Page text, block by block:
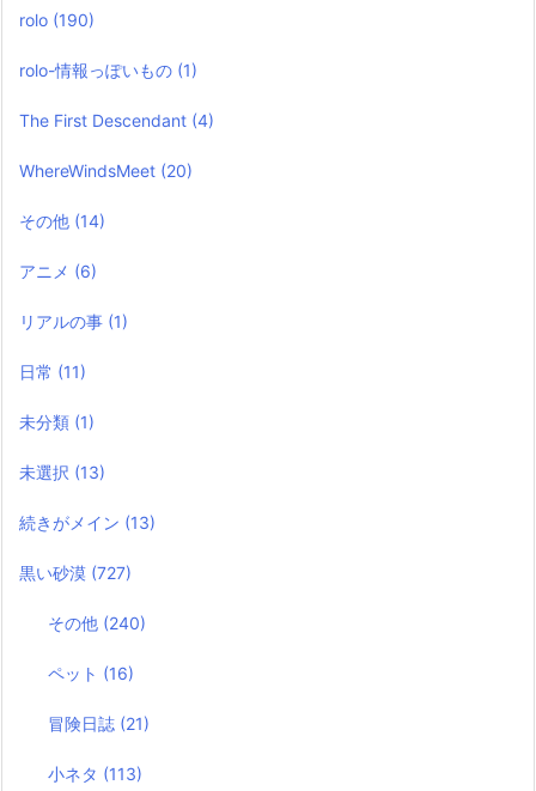
rolo (190)
rolo-情報っぽいもの (1)
The First Descendant (4)
WhereWindsMeet (20)
その他 (14)
アニメ (6)
リアルの事 (1)
日常 (11)
未分類 (1)
未選択 (13)
続きがメイン (13)
黒い砂漠 (727)
その他 (240)
ペット (16)
冒険日誌 (21)
小ネタ (113)